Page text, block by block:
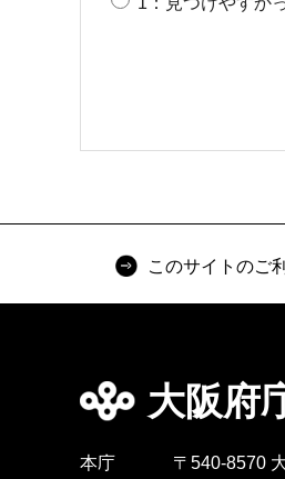
このサイトのご
大阪府
本庁 〒540-8570